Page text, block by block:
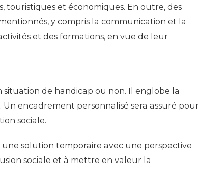
touristiques et économiques. En outre, des
y compris la communication et la
et des formations, en vue de leur
situation de handicap ou non. Il englobe la
encadrement personnalisé sera assuré pour
sociale.
solution temporaire avec une perspective
sociale et à mettre en valeur la